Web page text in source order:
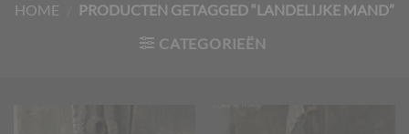
HOME
PRODUCTEN GETAGGED “LANDELIJKE MAND”
CATEGORIEËN